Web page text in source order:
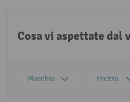
Cosa vi aspettate dal
Marchio Prezzo